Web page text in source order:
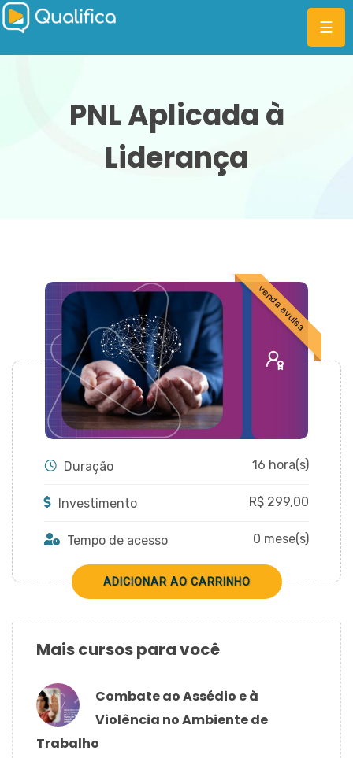
ENTRAR
CADASTRAR
☰
PNL Aplicada à
Liderança
venda avulsa
Duração 16 hora(s)
Investimento R$ 299,00
Tempo de acesso 0 mese(s)
Mais cursos para você
Combate ao Assédio e à
Violência no Ambiente de
Trabalho